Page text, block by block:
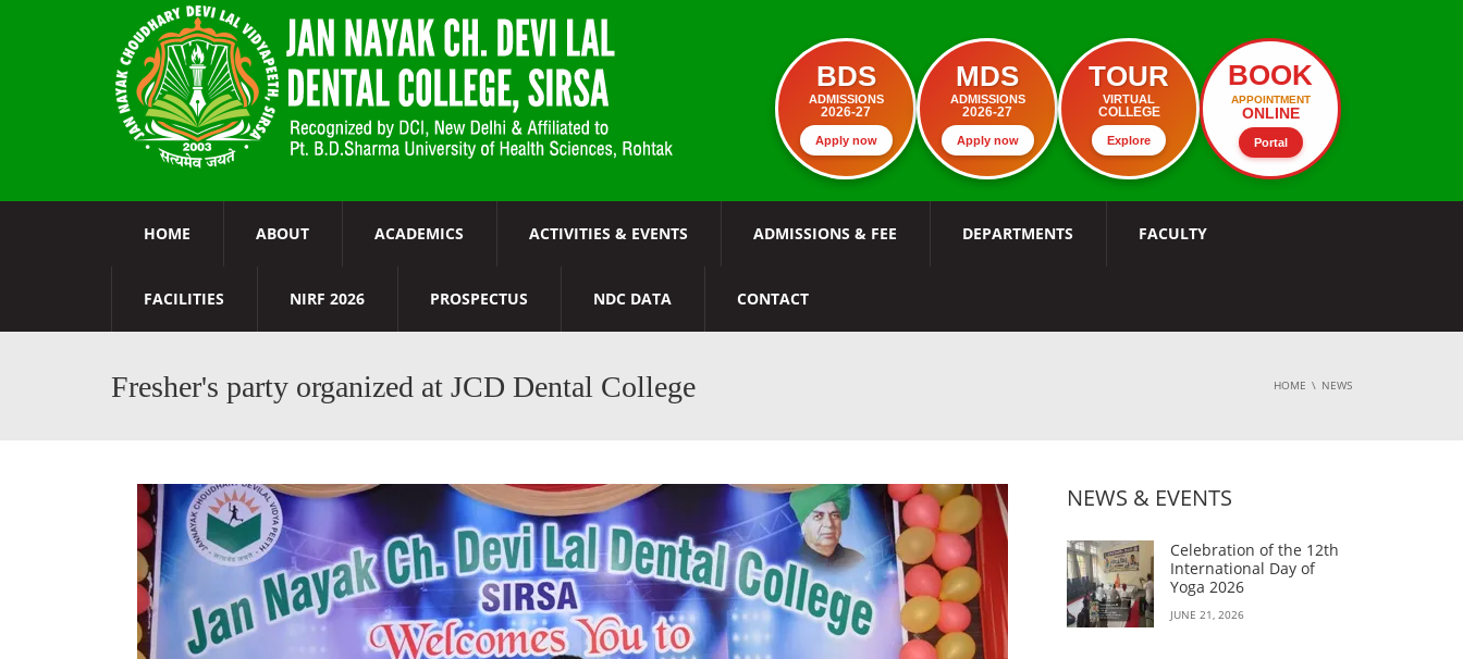
BDS
ADMISSIONS
2026-27
Apply now
MDS
ADMISSIONS
2026-27
Apply now
TOUR
VIRTUAL
COLLEGE
Explore
BOOK
APPOINTMENT
ONLINE
Portal
HOME ABOUT ACADEMICS ACTIVITIES & EVENTS ADMISSIONS & FEE DEPARTMENTS FACULTY
FACILITIES NIRF 2026 PROSPECTUS NDC DATA CONTACT
Fresher's party organized at JCD Dental College HOME NEWS
NEWS & EVENTS
Celebration of the 12th
International Day of
Yoga 2026
JUNE 21, 2026